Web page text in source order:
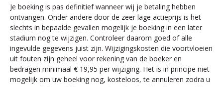
Je boeking is pas definitief wanneer wij je betaling hebben
ontvangen. Onder andere door de zeer lage actieprijs is het
slechts in bepaalde gevallen mogelijk je boeking in een later
stadium nog te wijzigen. Controleer daarom goed of alle
ingevulde gegevens juist zijn. Wijzigingskosten die voortvloeien
uit fouten zijn geheel voor rekening van de boeker en
bedragen minimaal € 19,95 per wijziging. Het is in principe niet
mogelijk om uw boeking nog, kosteloos, te annuleren zodra u